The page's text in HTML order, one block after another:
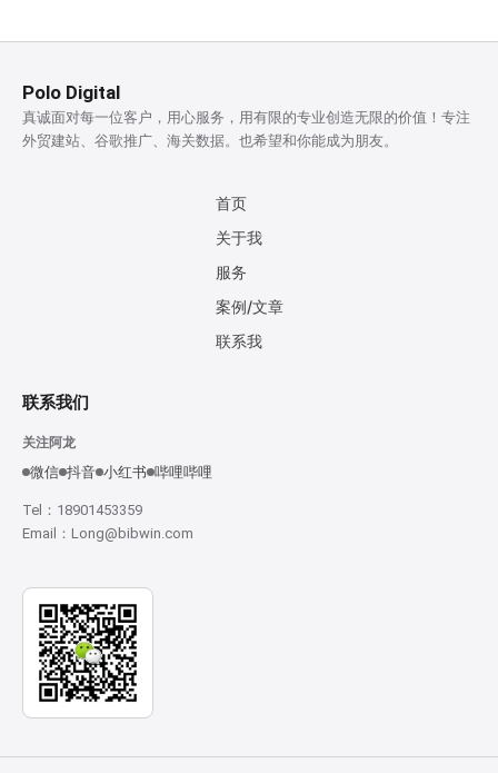
Polo Digital
真诚面对每一位客户，用心服务，用有限的专业创造无限的价值！专注
外贸建站、谷歌推广、海关数据。也希望和你能成为朋友。
首页
关于我
服务
案例/文章
联系我
联系我们
关注阿龙
微信 抖音 小红书 哔哩哔哩
Tel：18901453359
Email：Long@bibwin.com